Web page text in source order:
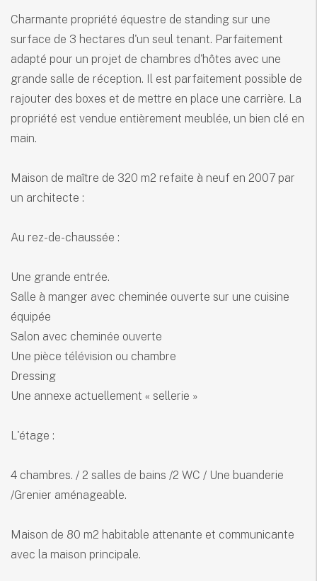
Charmante propriété équestre de standing sur une
surface de 3 hectares d'un seul tenant. Parfaitement
adapté pour un projet de chambres d'hôtes avec une
grande salle de réception. Il est parfaitement possible de
rajouter des boxes et de mettre en place une carrière. La
propriété est vendue entièrement meublée, un bien clé en
main.
Maison de maître de 320 m2 refaite à neuf en 2007 par
un architecte :
Au rez-de-chaussée :
Une grande entrée.
Salle à manger avec cheminée ouverte sur une cuisine
équipée
Salon avec cheminée ouverte
Une pièce télévision ou chambre
Dressing
Une annexe actuellement « sellerie »
L'étage :
4 chambres. / 2 salles de bains /2 WC / Une buanderie
/Grenier aménageable.
Maison de 80 m2 habitable attenante et communicante
avec la maison principale.